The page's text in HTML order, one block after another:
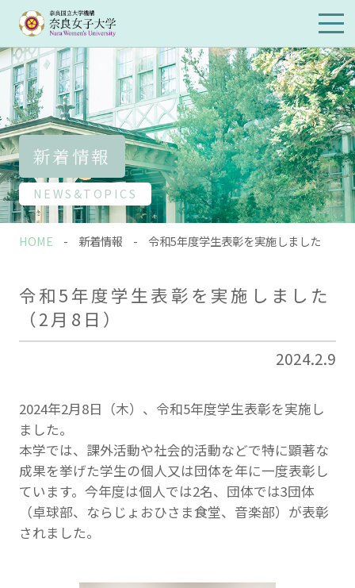
メイ
ンメ
ニュ
ーを
開閉
新着情報
NEWS&TOPICS
HOME 新着情報 令和5年度学生表彰を実施しました
令和5年度学生表彰を実施しました
（2月8日）
2024.2.9
2024年2月8日（木）、令和5年度学生表彰を実施し
ました。
本学では、課外活動や社会的活動などで特に顕著な
成果を挙げた学生の個人又は団体を年に一度表彰し
ています。今年度は個人では2名、団体では3団体
（卓球部、ならじょおひさま食堂、音楽部）が表彰
されました。